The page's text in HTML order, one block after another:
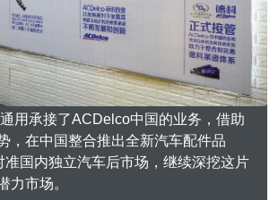
用承接了ACDelco中国的业务，借助
，在中国整合推出全新汽车配件品
准国内独立汽车后市场，继续深挖这片
力市场。